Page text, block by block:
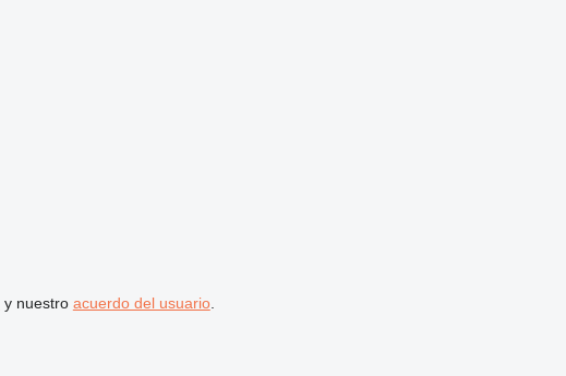
y nuestro acuerdo del usuario.